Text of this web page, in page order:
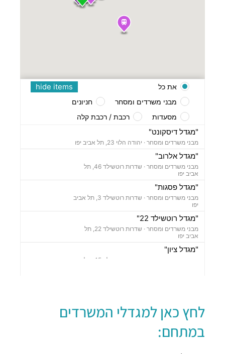
"מגדל דיסקונט"
מבני משרדים ומסחר · יהודה הלוי 23, תל אביב יפו
"מגדל אלרוב"
מבני משרדים ומסחר ·
שדרות רוטשילד 46, תל
אביב יפו
"מגדל פסגות"
מבני משרדים ומסחר ·
שדרות רוטשילד 3, תל אביב
יפו
"מגדל רוטשילד 22"
מבני משרדים ומסחר ·
שדרות רוטשילד 22, תל
אביב יפו
"מגדל ציון"
שדרות רוטשילד 45, תל
חניונים ·יהושע התלמי 16, תל אביב יפו
חניון עירוני
חניונים ·שדרות רוטשילד 3, תל אביב יפו
hide items
את כל
מבני משרדים ומסחר
חניונים
מסעדות
רכבת / רכבת קלה
לחץ כאן למגדלי המשרדים
במתחם: